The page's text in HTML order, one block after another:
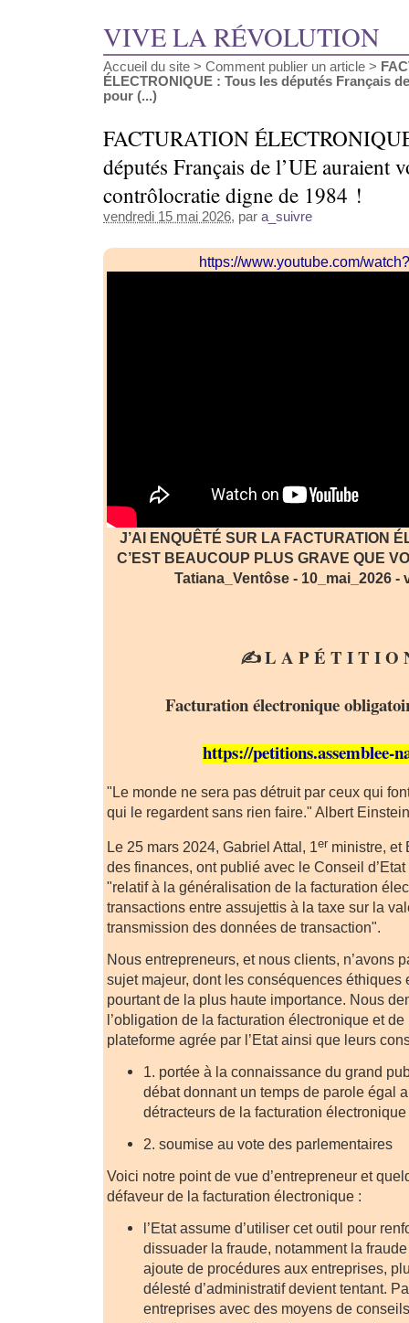
VIVE LA RÉVOLUTION
Accueil du site > Comment publier un article >
ÉLECTRONIQUE : Tous les députés Français
pour (...)
FACTURATION
députés Français de l’UE auraient
contrôlocratie digne de 1984 !
vendredi 15 mai 2026, par a_suivre
https://www.youtube.com/
J’AI ENQUÊTÉ SUR LA FACTURATION
C’EST BEAUCOUP PLUS GRAVE QUE
Tatiana_Ventôse - 10_mai_2026 -
✍️ L A P É T I T I O
Facturation électronique
https://petitions.assemblee-
"Le monde ne sera pas détruit par ceux qui
qui le regardent sans rien faire." Albert Einstein
Le 25 mars 2024, Gabriel Attal, 1er ministre, et
des finances, ont publié avec le Conseil
"relatif à la généralisation de la facturation
transactions entre assujettis à la taxe sur la
transmission des données de transaction".
Nous entrepreneurs, et nous clients, n’avons
sujet majeur, dont les conséquences éthiques
pourtant de la plus haute importance. Nous
l’obligation de la facturation électronique et de
plateforme agrée par l’Etat ainsi que leurs
1. portée à la connaissance du grand
débat donnant un temps de parole égal
détracteurs de la facturation électronique
2. soumise au vote des parlementaires
Voici notre point de vue d’entrepreneur et
défaveur de la facturation électronique :
l’Etat assume d’utiliser cet outil pour
dissuader la fraude, notamment la
ajoute de procédures aux entreprises,
délesté d’administratif devient tentant.
entreprises avec des moyens de